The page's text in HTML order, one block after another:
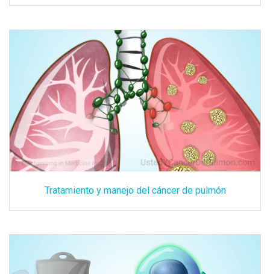
Tratamiento y manejo del cáncer de pulmón